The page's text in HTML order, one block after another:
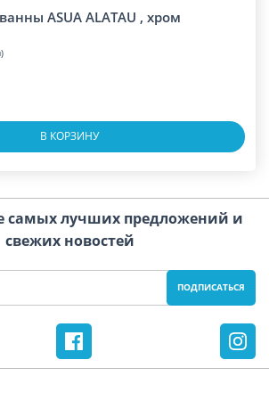
ASUA ALATAU , хром
В КОРЗИНУ
самых лучших предложений и
свежих новостей